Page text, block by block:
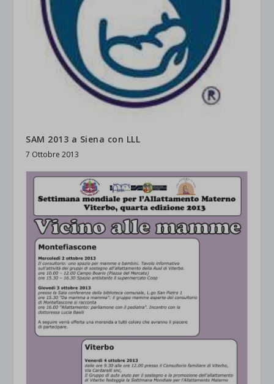
SAM 2013 a Siena con LLL
7 Ottobre 2013